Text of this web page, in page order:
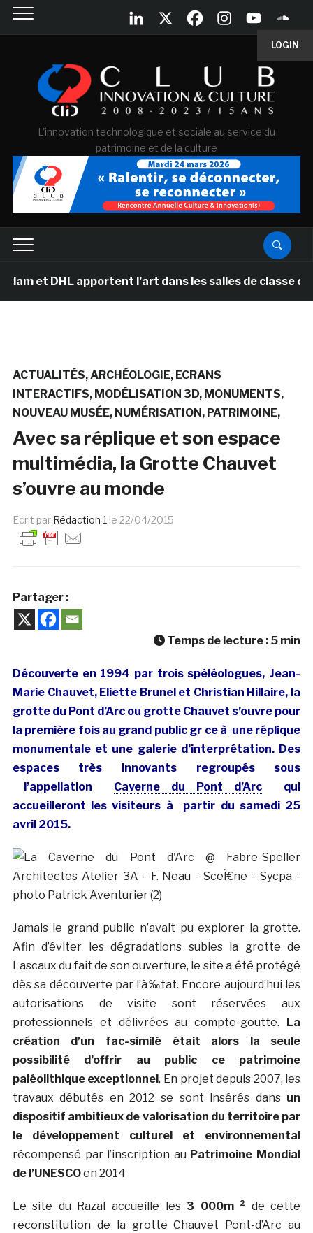
LOGIN
L'innovation technologique et sociale au service du
patrimoine et de la culture
DHL apportent l’art dans les salles de classe des
ACTUALITÉS ARCHÉOLOGIE ECRANS
INTERACTIFS MODÉLISATION 3D MONUMENTS
NOUVEAU MUSÉE NUMÉRISATION PATRIMOINE
Avec sa réplique et son espace
multimédia, la Grotte Chauvet
s’ouvre au monde
Ecrit par Rédaction 1 le 22/04/2015
Partager :
Temps de lecture : 5 min
Découverte en 1994 par trois spéléologues, Jean-
Marie Chauvet, Eliette Brunel et Christian Hillaire, la
grotte du Pont d’Arc ou grotte Chauvet s’ouvre pour
la première fois au grand public gr ce à une réplique
monumentale et une galerie d’interprétation. Des
espaces très innovants regroupés sous
l’appellation Caverne du Pont d’Arcqui
accueilleront les visiteurs à partir du samedi 25
avril 2015.
Jamais le grand public n’avait pu explorer la grotte.
Afin d’éviter les dégradations subies la grotte de
Lascaux du fait de son ouverture, le site a été protégé
dès sa découverte par l’à‰tat. Encore aujourd’hui les
autorisations de visite sont réservées aux
professionnels et délivrées au compte-goutte.
La
création d’un fac-similé était alors la seule
possibilité d’offrir au public ce patrimoine
paléolithique exceptionnel. En projet depuis 2007, les
travaux débutés en 2012 se sont insérés dans un
dispositif ambitieux de valorisation du territoire par
le développement culturel et environnemental
récompensé par l’inscription au Patrimoine Mondial
de l’UNESCOen 2014
Le site du Razal accueille les 3 000m ² de cette
reconstitution de la grotte Chauvet Pont-d’Arc au